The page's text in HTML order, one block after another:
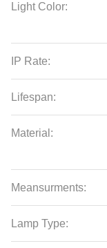
Light Color:
IP Rate:
Lifespan:
Material:
Meansurments:
Lamp Type: